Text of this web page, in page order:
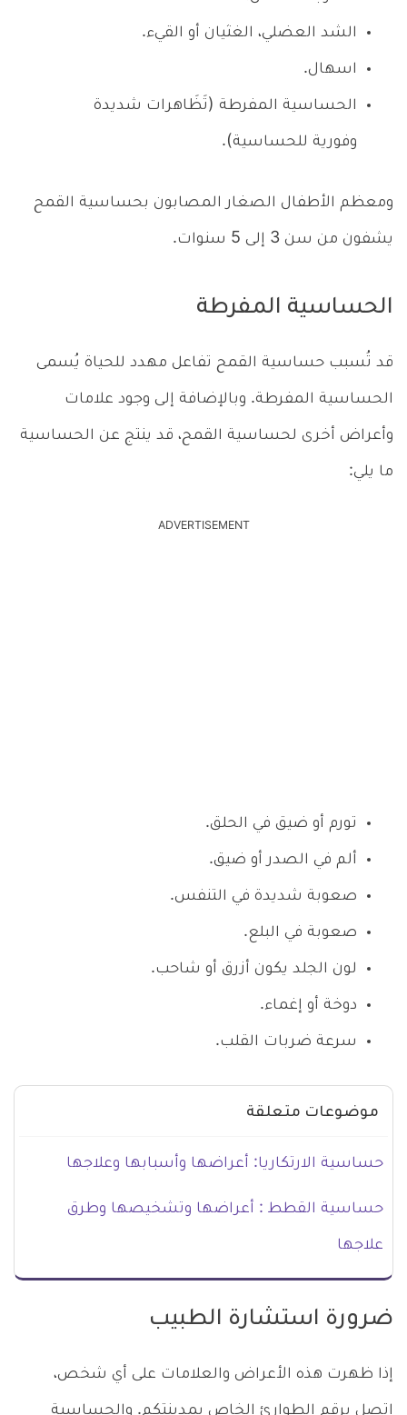
الشد العضلي، الغثيان أو القيء.
اسهال.
الحساسية المفرطة (تَظَاهرات شديدة
وفورية للحساسية).
ومعظم الأطفال الصغار المصابون بحساسية القمح
يشفون من سن 3 إلى 5 سنوات.
الحساسية المفرطة
قد تُسبب حساسية القمح تفاعل مهدد للحياة يُسمى
الحساسية المفرطة. وبالإضافة إلى وجود علامات
وأعراض أخرى لحساسية القمح، قد ينتج عن الحساسية
ما يلي:
ADVERTISEMENT
تورم أو ضيق في الحلق.
ألم في الصدر أو ضيق.
صعوبة شديدة في التنفس.
صعوبة في البلع.
لون الجلد يكون أزرق أو شاحب.
دوخة أو إغماء.
سرعة ضربات القلب.
موضوعات متعلقة
حساسية الارتكاريا: أعراضها وأسبابها وعلاجها
حساسية القطط : أعراضها وتشخيصها وطرق
علاجها
ضرورة استشارة الطبيب
إذا ظهرت هذه الأعراض والعلامات على أي شخص،
اتصل برقم الطوارئ الخاص بمدينتكم. والحساسية